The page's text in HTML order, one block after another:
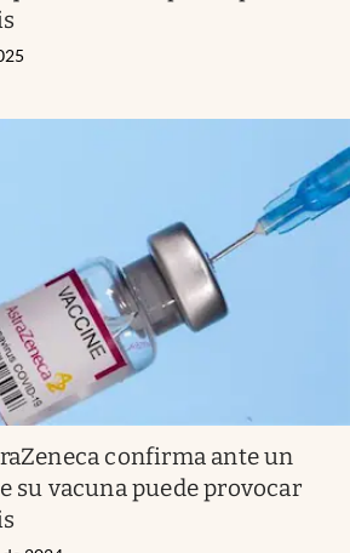
confirma ante un
su vacuna puede provocar